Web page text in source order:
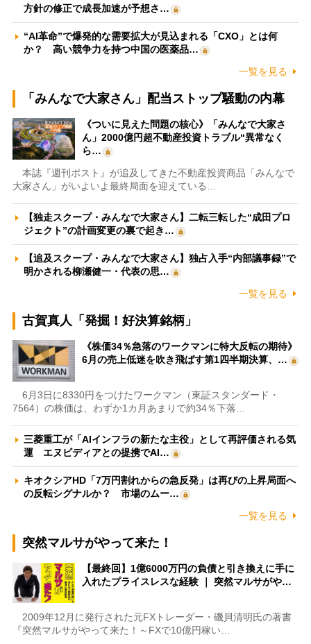
方針の修正で成長加速が予想さ…
“AI革命”で爆発的な需要拡大が見込まれる「CXO」とは何
か？ 高い競争力を持つ中国の医薬品…
一覧を見る
「みんなで大家さん」配当ストップ騒動の内幕
《ついに見えた問題の核心》「みんなで大家さ
ん」2000億円超不動産投資トラブル“異常なく
ら…
本誌『週刊ポスト』が追及してきた不動産投資商品「みんなで
大家さん」がいよいよ最終局面を迎えている…
【独走スクープ・みんなで大家さん】二転三転した“成田プロ
ジェクト”の計画変更の裏で起き…
【追及スクープ・みんなで大家さん】独占入手“内部議事録”で
明かされる柳瀬健一・代表の思…
一覧を見る
古賀真人「発掘！好決算銘柄」
《株価34％急落のワークマンに特大反転の期待》
6月の売上低迷を吹き飛ばす第1四半期決算、…
6月3日に8330円をつけたワークマン（東証スタンダード・
7564）の株価は、わずか1カ月あまりで約34％下落…
三菱重工が「AIインフラの新たな主役」として再評価される気
運 エヌビディアとの提携でAI…
キオクシアHD「7万円割れからの急反発」は再びの上昇局面へ
の反転シグナルか？ 市場のムー…
一覧を見る
突然マルサがやって来た！
【最終回】1億6000万円の負債と引き換えに手に
入れたプライスレスな経験 ｜ 突然マルサがや…
2009年12月に発行された元FXトレーダー・磯貝清明氏の著書
『突然マルサがやって来た！～FXで10億円稼い…